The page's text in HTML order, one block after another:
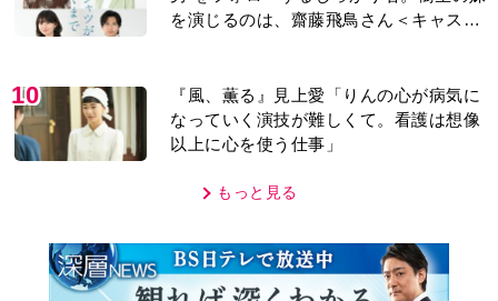
を演じるのは、齋藤飛鳥さん＜キャスト
10
『風、薫る』見上愛「りんの心が病気に
なっていく演技が難しくて。看護は想像
以上に心を使う仕事」
もっと見る